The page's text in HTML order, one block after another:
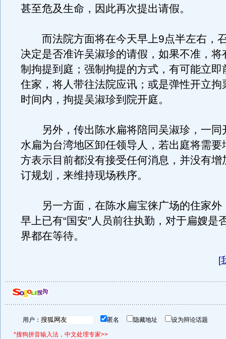
甚至危及生命，因此再次提出请假。
而法院方面将在今天早上9点半左右，
决定是否准许吴淑珍的请假，如果不准，将
制拘提到庭；强制拘提的方式，有可能立即
住家，将人带往法院应讯；或是弹性开立拘
时间内，拘提吴淑珍到院开庭。
另外，传出陈水扁将陪同吴淑珍，一同
水扁为台湾地区卸任领导人，若出庭将需要
方表示目前都没有接受任何消息，并没有增
订规划，来维持现场秩序。
另一方面，在陈水扁宝徕广场的住家外
早上已有“国安”人员前往执勤，对于扁嫂是
界都在等待。
[
用户： 匿名 隐藏地址 设为辩论话题
*搜狗拼音输入法，中文处理专家>>